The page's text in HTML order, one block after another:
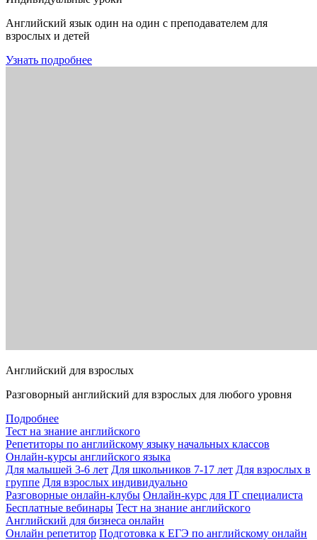
Английский язык один на один с преподавателем для
взрослых и детей
Узнать подробнее
Английский для взрослых
Разговорный английский для взрослых для любого уровня
Подробнее
Тест на знание английского
Репетиторы по английскому языку начальных классов
Онлайн-курсы английского языка
Для малышей 3-6 лет Для школьников 7-17 лет Для взрослых в
группе Для взрослых индивидуально
Разговорные онлайн-клубы Онлайн-курс для IT специалиста
Бесплатные вебинары Тест на знание английского
Английский для бизнеса онлайн
Онлайн репетитор Подготовка к ЕГЭ по английскому онлайн